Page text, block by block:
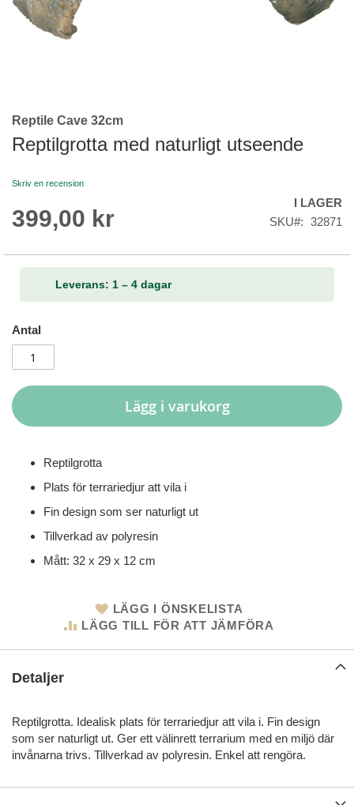
Skip
to
the
of
images
Reptile Cave 32cm
Reptilgrotta med naturligt utseende
Skriv en recension
399,00 kr
I LAGER
SKU
32871
Leverans: 1 – 4 dagar
Antal
Lägg i varukorg
Reptilgrotta
Plats för terrariedjur att vila i
Fin design som ser naturligt ut
Tillverkad av polyresin
Mått: 32 x 29 x 12 cm
LÄGG I ÖNSKELISTA
LÄGG TILL FÖR ATT JÄMFÖRA
Detaljer
Reptilgrotta. Idealisk plats för terrariedjur att vila i. Fin design
som ser naturligt ut. Ger ett välinrett terrarium med en miljö där
invånarna trivs. Tillverkad av polyresin. Enkel att rengöra.